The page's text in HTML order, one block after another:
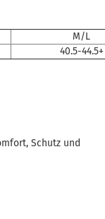
M/L
40.5-44.5+
Schutz und